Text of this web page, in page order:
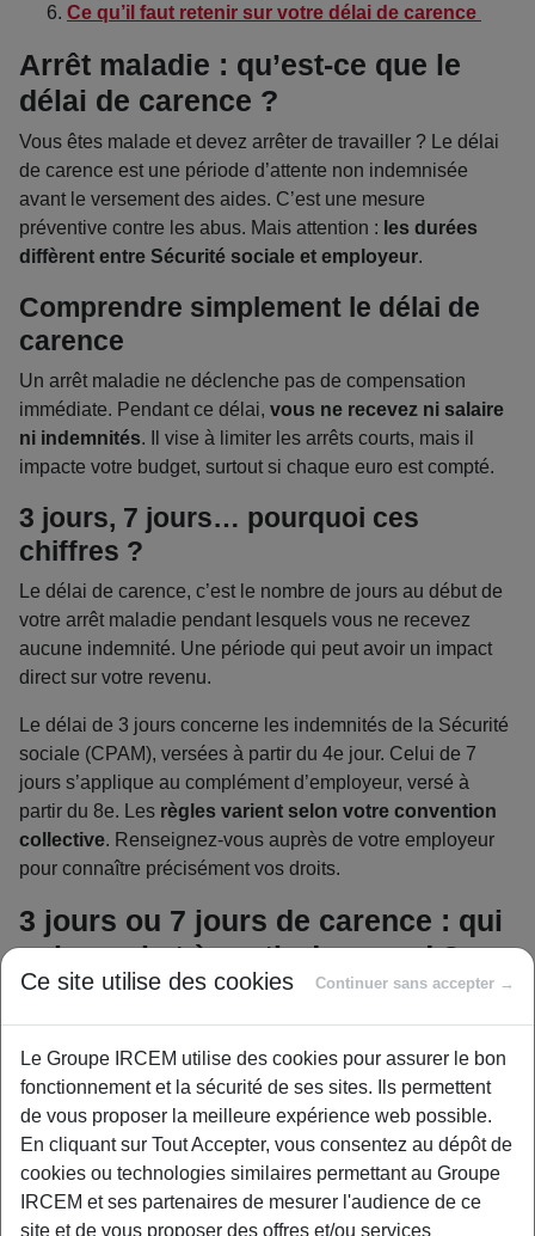
Ce qu’il faut retenir sur votre délai de carence
Arrêt maladie : qu’est-ce que le
délai de carence ?
Vous êtes malade et devez arrêter de travailler ? Le délai
de carence est une période d’attente non indemnisée
avant le versement des aides. C’est une mesure
préventive contre les abus. Mais attention : les durées
diffèrent entre Sécurité sociale et employeur.
Comprendre simplement le délai de
carence
Un arrêt maladie ne déclenche pas de compensation
immédiate. Pendant ce délai, vous ne recevez ni salaire
ni indemnités. Il vise à limiter les arrêts courts, mais il
impacte votre budget, surtout si chaque euro est compté.
3 jours, 7 jours… pourquoi ces
chiffres ?
Le délai de carence, c’est le nombre de jours au début de
votre arrêt maladie pendant lesquels vous ne recevez
aucune indemnité. Une période qui peut avoir un impact
direct sur votre revenu.
Le délai de 3 jours concerne les indemnités de la Sécurité
sociale (CPAM), versées à partir du 4e jour. Celui de 7
jours s’applique au complément d’employeur, versé à
partir du 8e. Les règles varient selon votre convention
collective. Renseignez-vous auprès de votre employeur
pour connaître précisément vos droits.
3 jours ou 7 jours de carence : qui
paie quoi et à partir de quand ?
Le délai de 3 jours : les indemnités
journalières de la Sécurité sociale
Le délai de carence de 3 jours s’applique aux indemnités
versées par la Sécurité sociale (CPAM ou MSA). Ces
indemnités, souvent appelées “IJ”, sont
versées à partir
jour d’arrêt de travail
Cedélai de carence de 3 jours calendairesinclut tous
Ce site utilise des cookies Continuer sans accepter →
Le Groupe IRCEM utilise des cookies pour assurer le bon
fonctionnement et la sécurité de ses sites. Ils permettent
de vous proposer la meilleure expérience web possible.
En cliquant sur Tout Accepter, vous consentez au dépôt de
cookies ou technologies similaires permettant au Groupe
IRCEM et ses partenaires de mesurer l'audience de ce
site et de vous proposer des offres et/ou services